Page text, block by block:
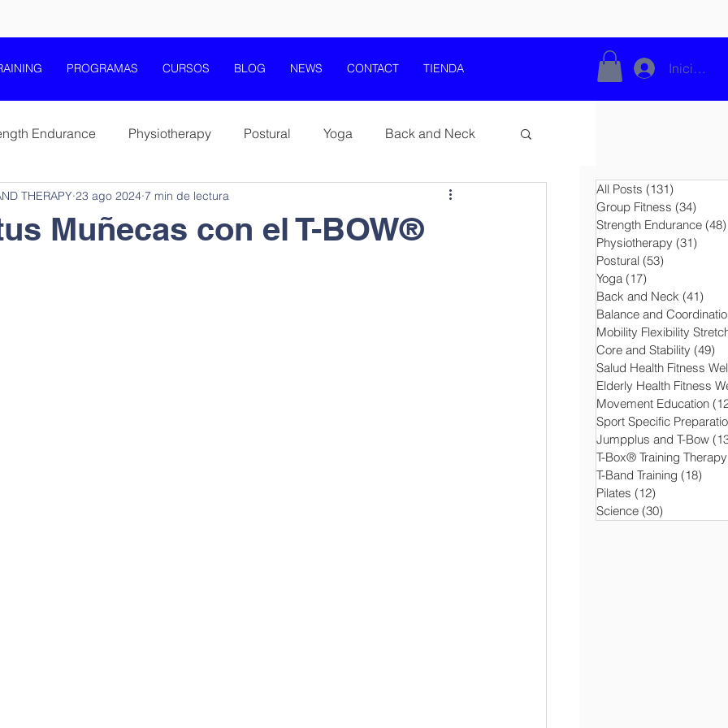
PROGRAMAS CURSOS BLOG NEWS CONTACT TIENDA Iniciar
Endurance Physiotherapy Postural Yoga Back and Neck
Mobility Flexibility Stretching Core and Stability
Muñecas con el T-BOW®
THERAPY 23 ago 2024 7 min de lectura All Posts (131)
Group Fitness (34)
Strength Endurance (48)
Physiotherapy (31)
Postural (53)
Yoga (17)
Back and Neck (41)
Balance and
Mobility Flexibility
Core and Stability (49)
Salud Health Fitness
Elderly Health Fitness
Movement Education
Sport Specific
Jumpplus and T-Bow
T-Box® Training Therapy
T-Band Training (18)
Pilates (12)
Science (30)